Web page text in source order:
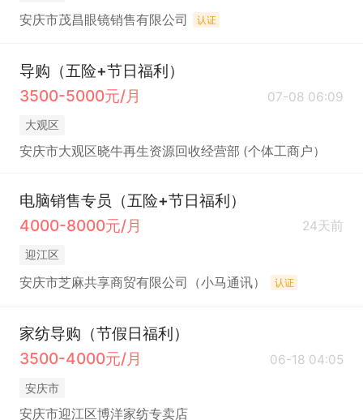
安庆市茂昌眼镜销售有限公司 认证
导购（五险+节日福利）
3500-5000元/月
07-08 06:09
大观区
安庆市大观区晓牛再生资源回收经营部 (个体工商户）
电脑销售专员（五险+节日福利）
4000-8000元/月
24天前
迎江区
安庆市芝麻共享商贸有限公司（小马通讯） 认证
家纺导购（节假日福利）
3500-4000元/月
06-18 04:05
安庆市
安庆市迎江区博洋家纺专卖店